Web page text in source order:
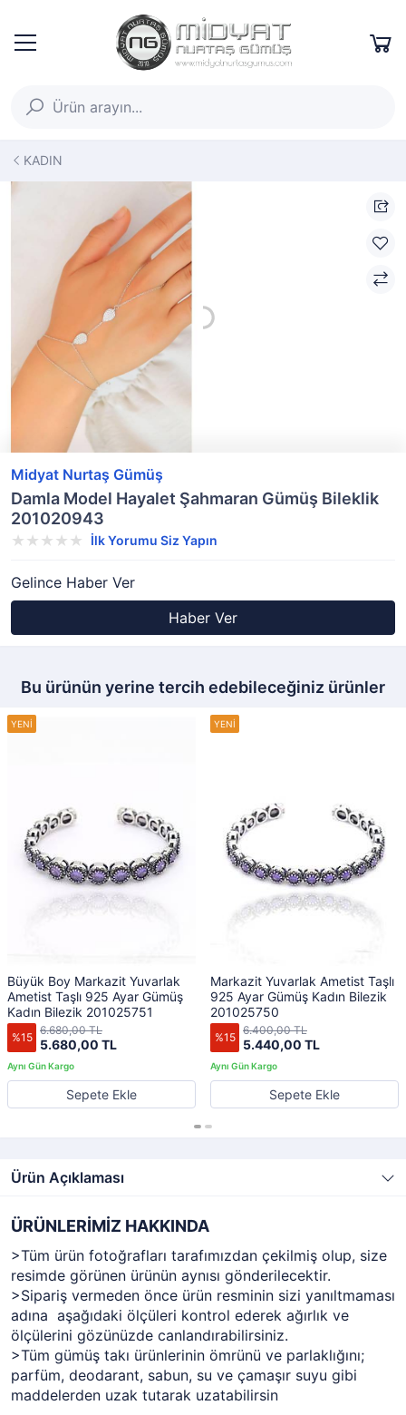
KADIN
Midyat Nurtaş Gümüş
Damla Model Hayalet Şahmaran Gümüş Bileklik
201020943
İlk Yorumu Siz Yapın
Gelince Haber Ver
Haber Ver
Bu ürünün yerine tercih edebileceğiniz ürünler
Büyük Boy Markazit Yuvarlak
Ametist Taşlı 925 Ayar Gümüş
Kadın Bilezik 201025751
%15 5.680,00 TL
6.680,00 TL
Sepete Ekle
Markazit Yuvarlak Ametist Taşlı
925 Ayar Gümüş Kadın Bilezik
201025750
%15 5.440,00 TL
6.400,00 TL
Sepete Ekle
Ürün Açıklaması
ÜRÜNLERİMİZ HAKKINDA
>Tüm ürün fotoğrafları tarafımızdan çekilmiş olup, size
resimde görünen ürünün aynısı gönderilecektir.
>Sipariş vermeden önce ürün resminin sizi yanıltmaması
adına aşağıdaki ölçüleri kontrol ederek ağırlık ve
ölçülerini gözünüzde canlandırabilirsiniz.
>Tüm gümüş takı ürünlerinin ömrünü ve parlaklığını;
parfüm, deodarant, sabun, su ve çamaşır suyu gibi
maddelerden uzak tutarak uzatabilirsin